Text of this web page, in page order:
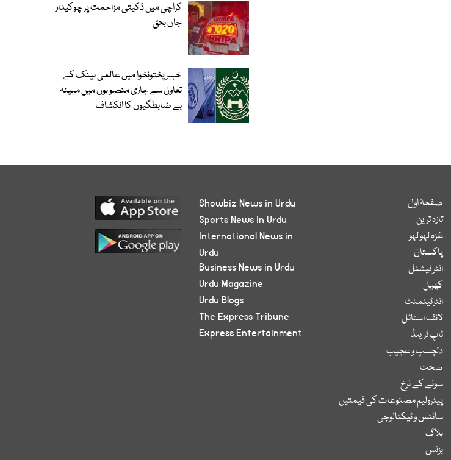
کراچی میں ڈکیتی مزاحمت پر چوکیدار
جاں بحق
خیبرپختونخوا میں عالمی بینک کے
تعاون سے جاری منصوبوں میں مبینہ
بے ضابطگیوں کا انکشاف
صفحۂ اول
تازہ ترین
غزہ لہو لہو
پاکستان
انٹر نیشنل
کھیل
انٹرٹینمنٹ
لائف اسٹائل
ٹاپ ٹرینڈ
دلچسپ و عجیب
صحت
سونے کے نرخ
پیٹرولیم مصنوعات کی قیمتیں
سائنس و ٹیکنالوجی
بلاگ
بزنس
Showbiz News in Urdu
Sports News in Urdu
International News in
Urdu
Business News in Urdu
Urdu Magazine
Urdu Blogs
The Express Tribune
Express Entertainment